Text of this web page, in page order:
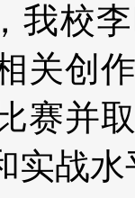
我校
关创
赛并
实战水